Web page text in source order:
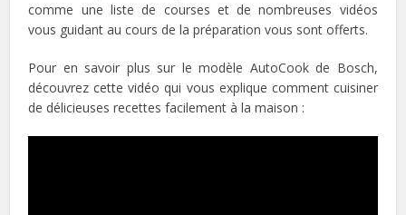
comme une liste de courses et de nombreuses vidéos
vous guidant au cours de la préparation vous sont offerts.
Pour en savoir plus sur le modèle AutoCook de Bosch,
découvrez cette vidéo qui vous explique comment cuisiner
de délicieuses recettes facilement à la maison :